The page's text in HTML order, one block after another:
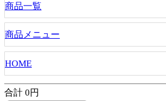
商品一覧
商品メニュー
HOME
合計 0円